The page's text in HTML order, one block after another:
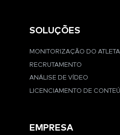
SOLUÇÕES
MONITORIZAÇÃO DO ATLETA
RECRUTAMENTO
ANÁLISE DE VÍDEO
LICENCIAMENTO DE
EMPRESA